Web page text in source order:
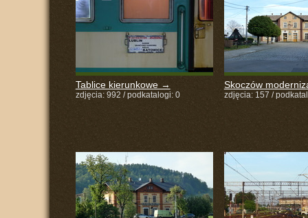
Tablice kierunkowe →
zdjęcia: 992 / podkatalogi: 0
Skoczów
zdjęcia: 157 /